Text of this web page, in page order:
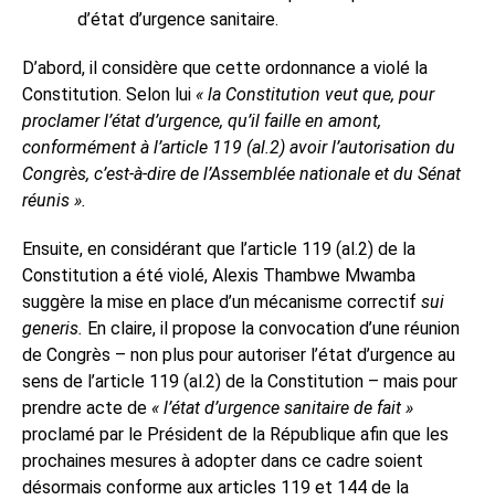
d’état d’urgence sanitaire.
D’abord, il considère que cette ordonnance a violé la
Constitution. Selon lui « la Constitution veut que, pour
proclamer l’état d’urgence, qu’il faille en amont,
conformément à l’article 119 (al.2) avoir l’autorisation du
Congrès, c’est-à-dire de l’Assemblée nationale et du Sénat
réunis ».
Ensuite, en considérant que l’article 119 (al.2) de la
Constitution a été violé, Alexis Thambwe Mwamba
suggère la mise en place d’un mécanisme correctif sui
generis. En claire, il propose la convocation d’une réunion
de Congrès – non plus pour autoriser l’état d’urgence au
sens de l’article 119 (al.2) de la Constitution – mais pour
prendre acte de « l’état d’urgence sanitaire de fait »
proclamé par le Président de la République afin que les
prochaines mesures à adopter dans ce cadre soient
désormais conforme aux articles 119 et 144 de la